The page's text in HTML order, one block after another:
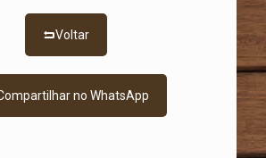
Voltar
no WhatsApp